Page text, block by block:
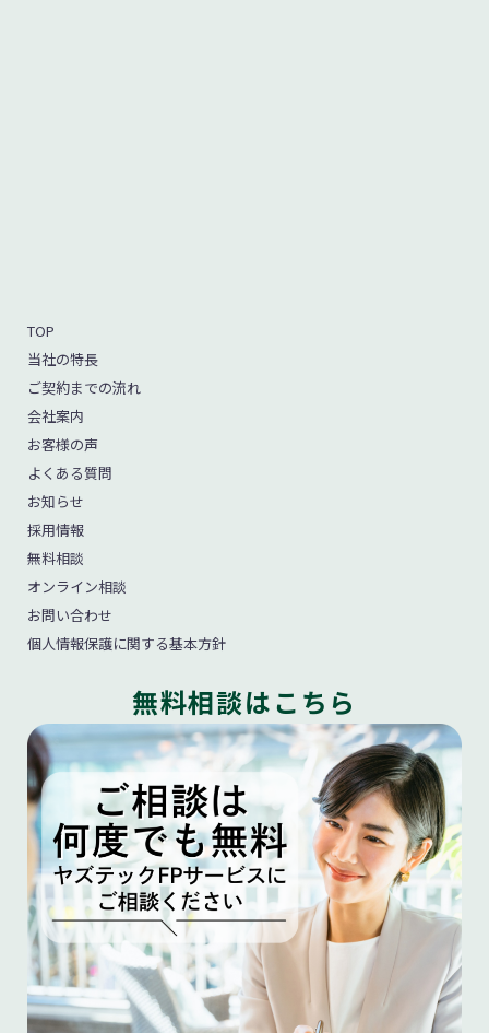
TOP
当社の特長
ご契約までの流れ
会社案内
お客様の声
よくある質問
お知らせ
採用情報
無料相談
オンライン相談
お問い合わせ
個人情報保護に関する基本方針
無料相談はこちら